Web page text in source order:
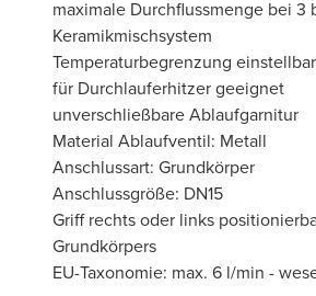
maximale Durchflussmenge bei 3
Keramikmischsystem
Temperaturbegrenzung einstellbar
für Durchlauferhitzer geeignet
unverschließbare Ablaufgarnitur
Material Ablaufventil: Metall
Anschlussart: Grundkörper
Anschlussgröße: DN15
Griff rechts oder links
Grundkörpers
EU-Taxonomie: max. 6 l/min -